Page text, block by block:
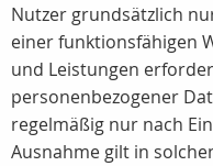
Nutzer grundsätzlich
einer funktionsfähigen
und Leistungen
personenbezogener
regelmäßig nur nach
Ausnahme gilt in